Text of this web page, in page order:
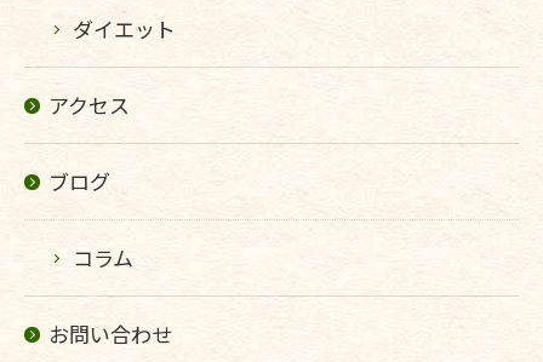
ダイエット
アクセス
ブログ
コラム
お問い合わせ